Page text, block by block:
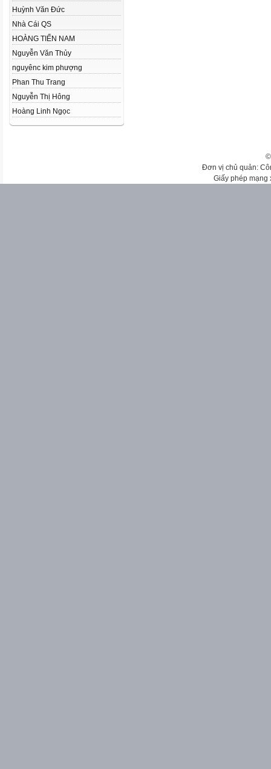
Huỳnh Văn Đức
Nhà Cái QS
HOÀNG TIẾN NAM
Nguyễn Văn Thủy
nguyênc kim phượng
Phan Thu Trang
Nguyễn Thị Hông
Hoàng Linh Ngọc
Đơn vị chủ quản:
Giấy phép mạng